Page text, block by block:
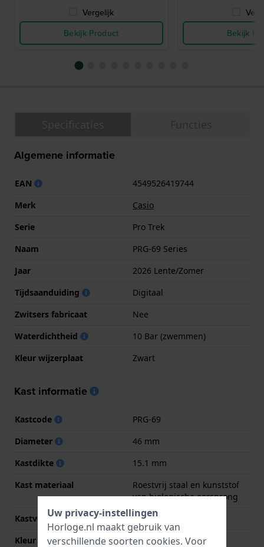
Vergelijk
Bekijk Product
Bekijk
Algemene informatie
EAN
4549526419744
Merk
Casio
Serie
Pro Trek
Naam
PRG-69 Series
Jaar
2026 Lente/Zomer
Tijdsaanduiding
Digitaal
Zwitsers fabricaat
Nee
Waterdichtheid
10 Bar (zwemmen)
Kleur wijzerplaat
Zwart
Kast informatie
Kastcode
PRG-69
Diameter
46 mm
Kastdikte
15.1 mm
Kast materiaal
Roestvrij staal en kunststof
van biologische oorsprong
Kastvorm
Rechthoekig
Kleur kast
Zwart
Uw privacy-instellingen
Horloge.nl maakt gebruik van
verschillende soorten cookies. Voor